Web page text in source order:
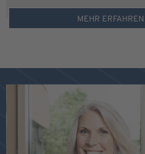
MEHR ERFAHREN